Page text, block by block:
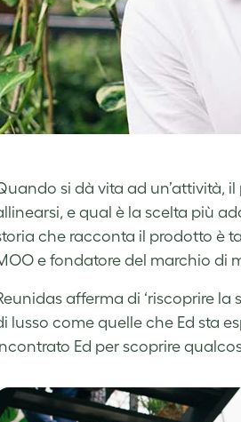
si dà vita ad un’attività,
e qual è la scelta più
che racconta il prodotto è
e fondatore del marchio di
afferma di ‘riscoprire
lusso come quelle che Ed sta
Ed per scoprire